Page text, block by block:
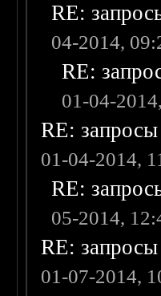
RE:
04-2014,
RE:
01-04-
RE:
01-04-2014,
RE:
05-2014,
RE:
01-07-2014,